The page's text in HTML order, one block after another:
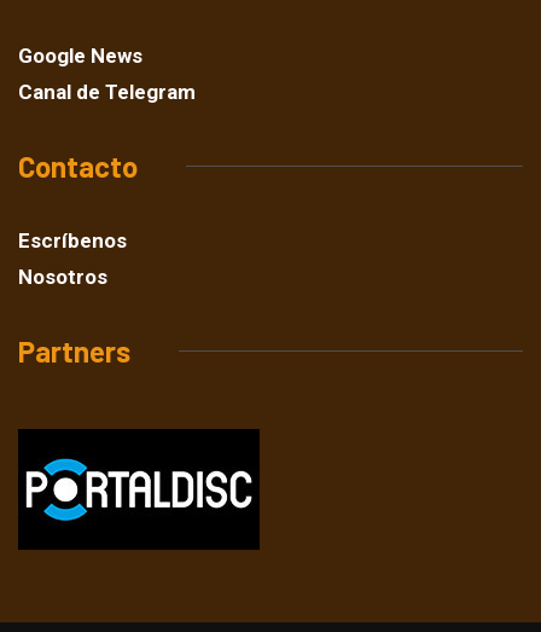
Google News
Canal de Telegram
Contacto
Escríbenos
Nosotros
Partners